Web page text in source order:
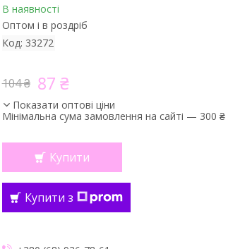
В наявності
Оптом і в роздріб
Код: 33272
104 ₴ 87 ₴
Показати оптові ціни
Мінімальна сума замовлення на сайті — 300 ₴
Купити
Купити з